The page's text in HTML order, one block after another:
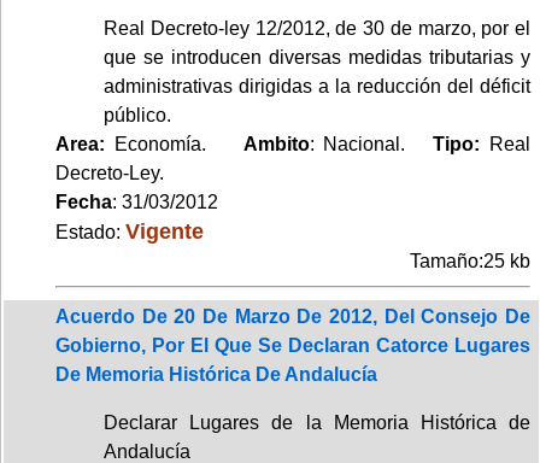
Real Decreto-ley 12/2012, de 30 de marzo, por el
que se introducen diversas medidas tributarias y
administrativas dirigidas a la reducción del déficit
público.
Area: Economía. Ambito: Nacional.Tipo:
Real
Decreto-Ley.
Fecha: 31/03/2012
Estado: Vigente
Tamaño:25 kb
Acuerdo De 20 De Marzo De 2012, Del Consejo De
Gobierno, Por El Que Se Declaran Catorce Lugares
De Memoria Histórica De Andalucía
Declarar Lugares de la Memoria Histórica de
Andalucía